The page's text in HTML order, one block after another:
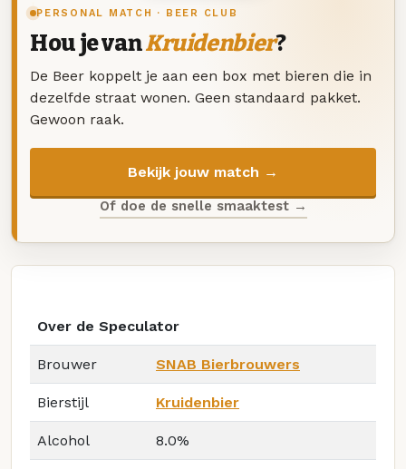
PERSONAL MATCH · BEER CLUB
Hou je vanKruidenbier?
De Beer koppelt je aan een box met bieren die in
dezelfde straat wonen. Geen standaard pakket.
Gewoon raak.
Bekijk jouw match →
Of doe de snelle smaaktest →
Over de Speculator
Brouwer SNAB Bierbrouwers
Bierstijl Kruidenbier
Alcohol 8.0%